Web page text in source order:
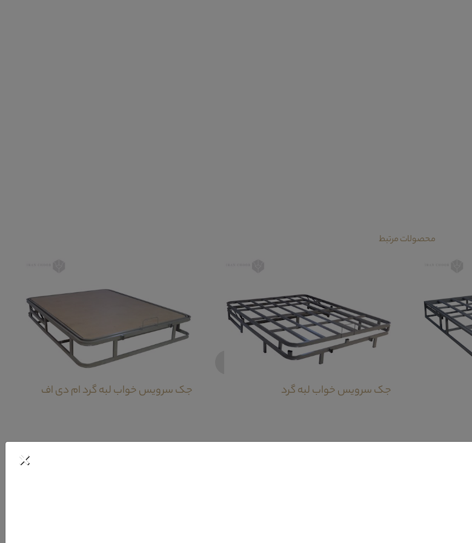
محصولات مرتبط
جک سرویس خواب لبه گرد جک سرویس خواب لبه گرد ام دی اف
خواب است که با توجه به محفظه تعبیه شده در محیط پشت آن برای قرار گیری لوازم شخصی مانند عطر و غیره و همچنین تعبیه یک کشو در
این محصول است که دارای چهار کشو عریض جهت قرار گیری لوازم شخصی و البسه شما نیز می باشد.تلفیق رنگی و همچنین طراحی خلاقیت آمیز
×